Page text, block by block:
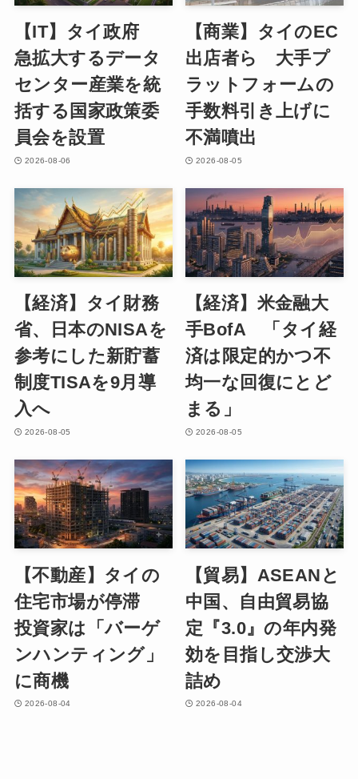
【IT】タイ政府
急拡大するデータ
センター産業を統
括する国家政策委
員会を設置
2026-08-06
【商業】タイのEC
出店者ら 大手プ
ラットフォームの
手数料引き上げに
不満噴出
2026-08-05
【経済】タイ財務
省、日本のNISAを
参考にした新貯蓄
制度TISAを9月導
入へ
2026-08-05
【経済】米金融大
手BofA 「タイ経
済は限定的かつ不
均一な回復にとど
まる」
2026-08-05
【不動産】タイの
住宅市場が停滞
投資家は「バーゲ
ンハンティング」
に商機
2026-08-04
【貿易】ASEANと
中国、自由貿易協
定『3.0』の年内発
効を目指し交渉大
詰め
2026-08-04